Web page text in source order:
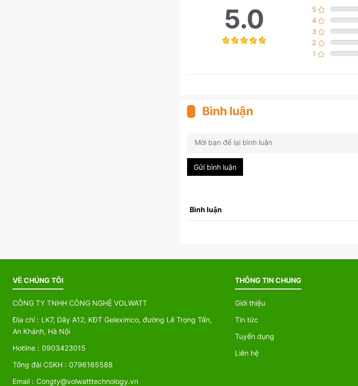
5.0 5
4
3
2
1
Bình luận
Gửi bình luận
Bình luận
VỀ CHÚNG TÔI
CÔNG TY TNHH CÔNG NGHỆ VOLWATT
Địa chỉ : LK7, Dãy A12, KĐT Geleximco, đường Lê Trọng Tấn,
An Khánh, Hà Nội
Hotline : 0903423015
Tổng đài CSKH : 0796165588
Email : Congty@volwatttechnology.vn
THÔNG TIN CHUNG
Giới thiệu
Tin tức
Tuyển dụng
Liên hệ